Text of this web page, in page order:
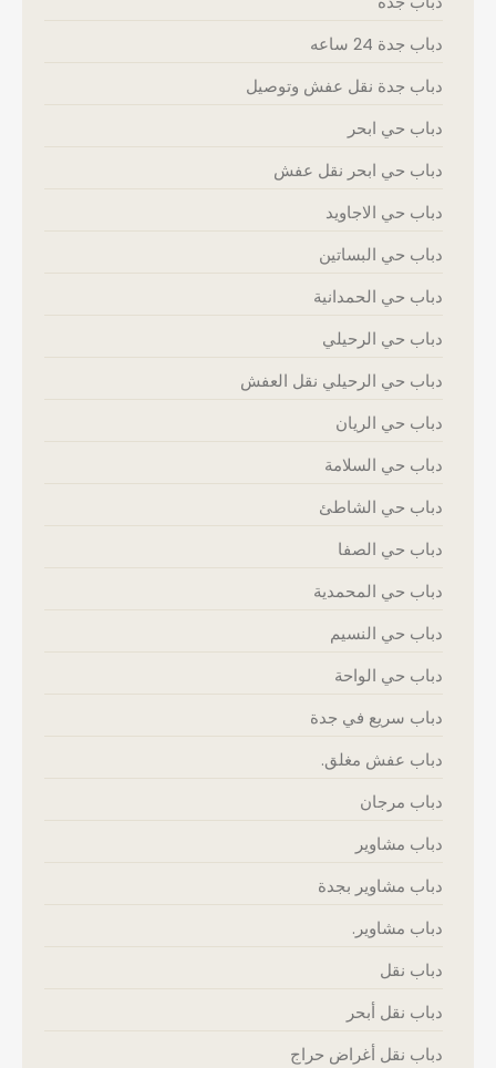
دباب جدة 24 ساعه
دباب جدة نقل عفش وتوصيل
دباب حي ابحر
دباب حي ابحر نقل عفش
دباب حي الاجاويد
دباب حي البساتين
دباب حي الحمدانية
دباب حي الرحيلي
دباب حي الرحيلي نقل العفش
دباب حي الريان
دباب حي السلامة
دباب حي الشاطئ
دباب حي الصفا
دباب حي المحمدية
دباب حي النسيم
دباب حي الواحة
دباب سريع في جدة
دباب عفش مغلق.
دباب مرجان
دباب مشاوير
دباب مشاوير بجدة
دباب مشاوير.
دباب نقل
دباب نقل أبحر
دباب نقل أغراض حراج